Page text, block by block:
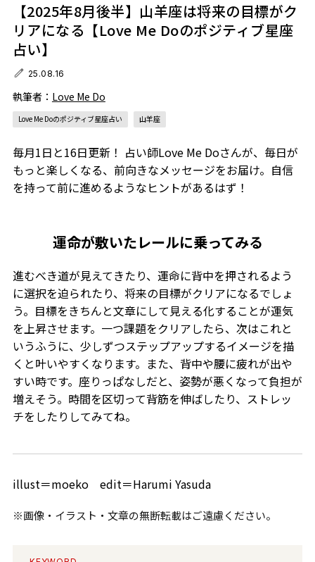
【2025年8月後半】山羊座は将来の目標がク
リアになる【Love Me Doのポジティブ星座
占い】
25.08.16
執筆者： Love Me Do
Love Me Doのポジティブ星座占い 山羊座
毎月1日と16日更新！ 占い師Love Me Doさんが、毎日が
もっと楽しくなる、前向きなメッセージをお届け。自信
を持って前に進めるようなヒントがあるはず！
運命が敷いたレールに乗ってみる
進むべき道が見えてきたり、運命に背中を押されるよう
に選択を迫られたり、将来の目標がクリアになるでしょ
う。目標をきちんと文章にして見える化することが運気
を上昇させます。一つ課題をクリアしたら、次はこれと
いうふうに、少しずつステップアップするイメージを描
くと叶いやすくなります。また、背中や腰に疲れが出や
すい時です。座りっぱなしだと、姿勢が悪くなって負担が
増えそう。時間を区切って背筋を伸ばしたり、ストレッ
チをしたりしてみてね。
illust＝moeko edit＝Harumi Yasuda
※画像・イラスト・文章の無断転載はご遠慮ください。